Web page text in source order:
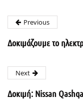
Previous
Δοκιμάζουμε το
Next
Δοκιμή: Nissan